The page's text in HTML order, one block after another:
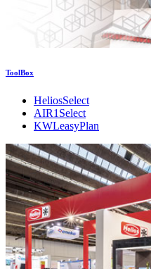
ToolBox
HeliosSelect
AIR1Select
KWLeasyPlan